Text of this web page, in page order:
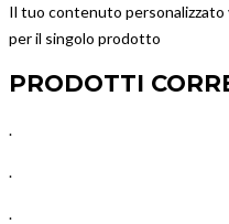
Il tuo contenuto personalizzato
per il singolo prodotto
PRODOTTI
.
.
.